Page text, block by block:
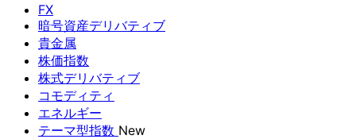
FX
暗号資産デリバティブ
貴金属
株価指数
株式デリバティブ
コモディティ
エネルギー
テーマ型指数 New